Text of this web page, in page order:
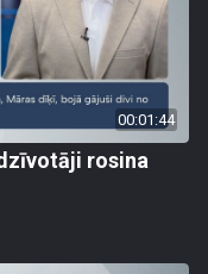
00:01:44
rosina